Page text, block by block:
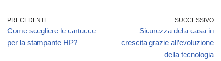
PRECEDENTE
Come scegliere le cartucce
per la stampante HP?
SUCCESSIVO
Sicurezza della casa in
crescita grazie all’evoluzione
della tecnologia